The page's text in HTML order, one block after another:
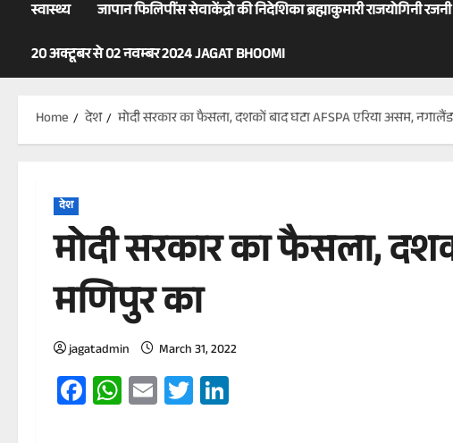
स्वास्थ्य
जापान फिलिपींस सेवाकेंद्रो की निदेशिका ब्रह्माकुमारी राजयोगिनी
20 अक्टूबर से 02 नवम्बर 2024 JAGAT BHOOMI
Home देश मोदी सरकार का फैसला, दशकों बाद घटा AFSPA एरिया असम,
देश
मोदी सरकार का फैसला,
मणिपुर का
jagatadmin March 31, 2022
Facebook
WhatsApp
EmailTwitter